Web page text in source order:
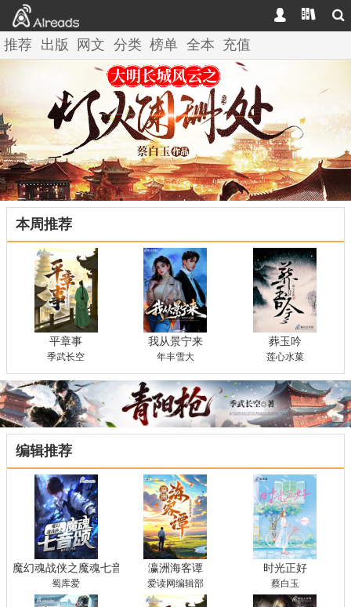
  
推荐 出版 网文 分类 榜单 全本 充值
本周推荐
平章事
季武长空
我从景宁来
年丰雪大
葬玉吟
莲心水菓
编辑推荐
魔幻魂战侠之魔魂七音颂
蜀库爱
瀛洲海客谭
爱读网编辑部
时光正好
蔡白玉